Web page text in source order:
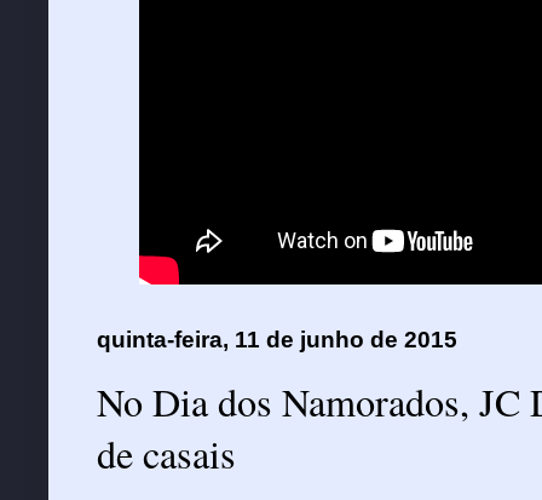
quinta-feira, 11 de junho de 2015
No Dia dos Namorados, JC
de casais